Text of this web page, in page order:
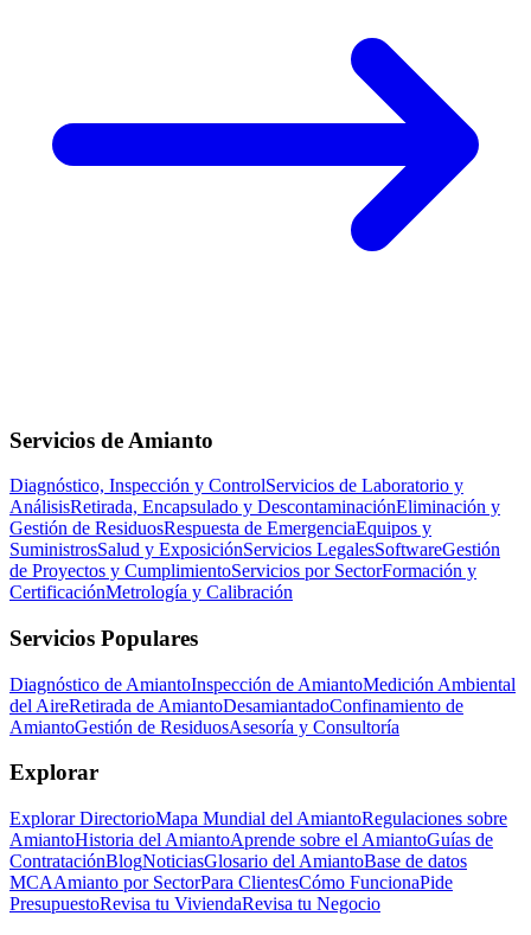
Servicios de Amianto
Diagnóstico, Inspección y ControlServicios de Laboratorio y
AnálisisRetirada, Encapsulado y DescontaminaciónEliminación y
Gestión de ResiduosRespuesta de EmergenciaEquipos y
SuministrosSalud y ExposiciónServicios LegalesSoftwareGestión
de Proyectos y CumplimientoServicios por SectorFormación y
CertificaciónMetrología y Calibración
Servicios Populares
Diagnóstico de AmiantoInspección de AmiantoMedición Ambiental
del AireRetirada de AmiantoDesamiantadoConfinamiento de
AmiantoGestión de ResiduosAsesoría y Consultoría
Explorar
Explorar DirectorioMapa Mundial del AmiantoRegulaciones sobre
AmiantoHistoria del AmiantoAprende sobre el AmiantoGuías de
ContrataciónBlogNoticiasGlosario del AmiantoBase de datos
MCAAmianto por SectorPara ClientesCómo FuncionaPide
PresupuestoRevisa tu ViviendaRevisa tu Negocio